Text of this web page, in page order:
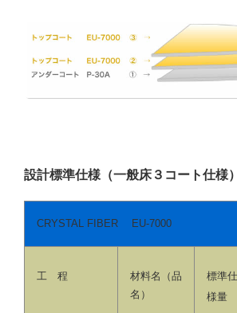
設計標準仕様（一般床３コート仕様
CRYSTAL FIBER EU-7000
工 程
材料名（品
名）
標準仕
様量